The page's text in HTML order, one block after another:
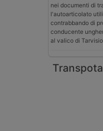
nei documenti di
l'autoarticolato
contrabbando di
conducente
al valico di